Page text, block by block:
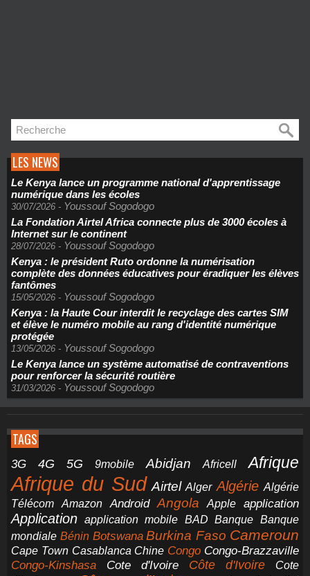
LES NEWS
Le Kenya lance un programme national d'apprentissage
numérique dans les écoles
30/07/2026 - Youssouf Sogodogo
La Fondation Airtel Africa connecte plus de 3000 écoles à
Internet sur le continent
28/07/2026 - Youssouf Sogodogo
Kenya : le président Ruto ordonne la numérisation
complète des données éducatives pour éradiquer les élèves
fantômes
15/05/2026 - Youssouf Sogodogo
Kenya : la Haute Cour interdit le recyclage des cartes SIM
et élève le numéro mobile au rang d'identité numérique
protégée
13/05/2026 - Youssouf Sogodogo
Le Kenya lance un système automatisé de contraventions
pour renforcer la sécurité routière
31/03/2026 - Youssouf Sogodogo
TAGS
3G 4G 5G 9mobile Abidjan Africell Afrique
Afrique du Sud Airtel Alger Algérie Algérie
Télécom
Amazon Android Angola Apple application
Application application mobile BAD Banque Banque
mondiale Bénin Botswana Burkina Faso Cameroun
Cape Town Casablanca Chine Congo Congo-Brazzaville
Congo-Kinshasa Cote d'Ivoire Côte d'Ivoire
Cote